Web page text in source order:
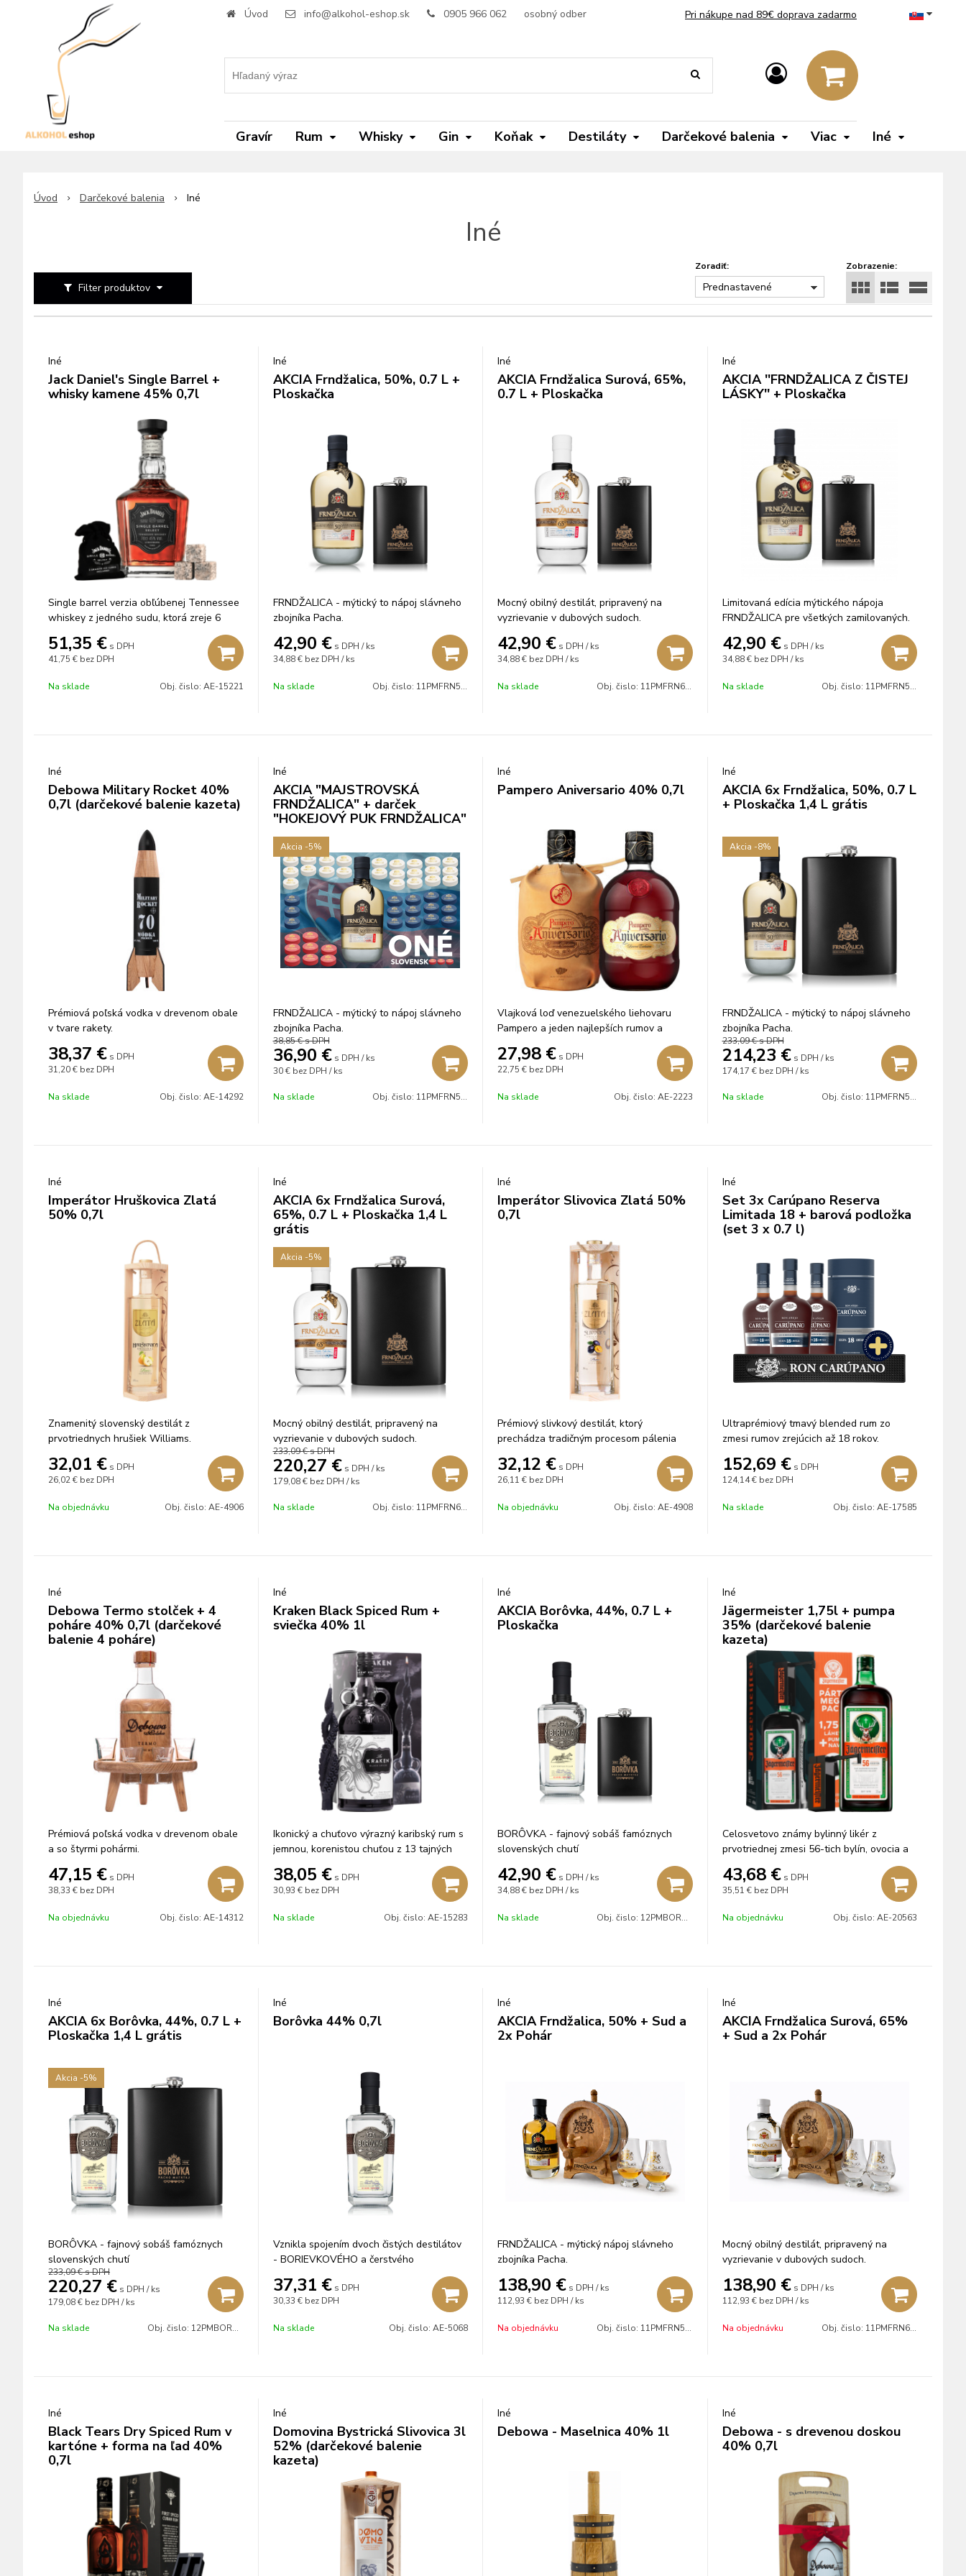
Úvod info@alkohol-eshop.sk 0905 966 062 osobný odber Pri nákupe nad 89€ doprava zadarmo
Gravír Rum Whisky Gin Koňak Destiláty Darčekové balenia Viac Iné
Úvod Darčekové balenia Iné
Iné
Filter produktov
Zobrazenie:
Zoradiť:
Prednastavené
Iné
Jack Daniel's Single Barrel +
whisky kamene 45% 0,7l
Single barrel verzia obľúbenej Tennessee
whiskey z jedného sudu, ktorá zreje 6
rokov v amerických dubových sudoch.
51,35 € s DPH
41,75 € bez DPH
Na sklade Obj. čislo: AE-15221
Iné
AKCIA Frndžalica, 50%, 0.7 L +
Ploskačka
FRNDŽALICA - mýtický to nápoj slávneho
zbojníka Pacha.
42,90 € s DPH / ks
34,88 € bez DPH / ks
Na sklade Obj. čislo: 11PMFRN5007P
Iné
AKCIA Frndžalica Surová, 65%,
0.7 L + Ploskačka
Mocný obilný destilát, pripravený na
vyzrievanie v dubových sudoch.
42,90 € s DPH / ks
34,88 € bez DPH / ks
Na sklade Obj. čislo: 11PMFRN6507P
Iné
AKCIA ''FRNDŽALICA Z ČISTEJ
LÁSKY'' + Ploskačka
Limitovaná edícia mýtického nápoja
FRNDŽALICA pre všetkých zamilovaných.
42,90 € s DPH / ks
34,88 € bez DPH / ks
Na sklade Obj. čislo: 11PMFRN5007SP
Iné
Debowa Military Rocket 40%
0,7l (darčekové balenie kazeta)
Prémiová poľská vodka v drevenom obale
v tvare rakety.
38,37 € s DPH
31,20 € bez DPH
Na sklade Obj. čislo: AE-14292
Iné
AKCIA "MAJSTROVSKÁ
FRNDŽALICA" + darček
"HOKEJOVÝ PUK FRNDŽALICA"
Akcia -5%
FRNDŽALICA - mýtický to nápoj slávneho
zbojníka Pacha.
38,85 €s DPH
36,90 € s DPH / ks
30 € bez DPH / ks
Na sklade Obj. čislo: 11PMFRN5007PUK
Iné
Pampero Aniversario 40% 0,7l
Vlajková loď venezuelského liehovaru
Pampero a jeden najlepších rumov a
svete, ktorý zrel 4 až 6 rokov v amerických
dubových sudoch po bourbone a sherry.
27,98 € s DPH
22,75 € bez DPH
Na sklade Obj. čislo: AE-2223
Iné
AKCIA 6x Frndžalica, 50%, 0.7 L
+ Ploskačka 1,4 L grátis
Akcia -8%
FRNDŽALICA - mýtický to nápoj slávneho
zbojníka Pacha.
233,09 €s DPH
214,23 € s DPH / ks
174,17 € bez DPH / ks
Na sklade Obj. čislo: 11PMFRN5007PXL
Iné
Imperátor Hruškovica Zlatá
50% 0,7l
Znamenitý slovenský destilát z
prvotriednych hrušiek Williams.
32,01 € s DPH
26,02 € bez DPH
Na objednávku Obj. čislo: AE-4906
Iné
AKCIA 6x Frndžalica Surová,
65%, 0.7 L + Ploskačka 1,4 L
grátis
Akcia -5%
Mocný obilný destilát, pripravený na
vyzrievanie v dubových sudoch.
233,09 €s DPH
220,27 € s DPH / ks
179,08 € bez DPH / ks
Na sklade Obj. čislo: 11PMFRN6507PXL
Iné
Imperátor Slivovica Zlatá 50%
0,7l
Prémiový slivkový destilát, ktorý
prechádza tradičným procesom pálenia
32,12 € s DPH
26,11 € bez DPH
Na objednávku Obj. čislo: AE-4908
Iné
Set 3x Carúpano Reserva
Limitada 18 + barová podložka
(set 3 x 0.7 l)
Ultraprémiový tmavý blended rum zo
zmesi rumov zrejúcich až 18 rokov.
152,69 € s DPH
124,14 € bez DPH
Na sklade Obj. čislo: AE-17585
Iné
Debowa Termo stolček + 4
poháre 40% 0,7l (darčekové
balenie 4 poháre)
Prémiová poľská vodka v drevenom obale
a so štyrmi pohármi.
47,15 € s DPH
38,33 € bez DPH
Na objednávku Obj. čislo: AE-14312
Iné
Kraken Black Spiced Rum +
sviečka 40% 1l
Ikonický a chuťovo výrazný karibský rum s
jemnou, korenistou chuťou z 13 tajných
bylín macerovaných v zmesi karibských
rumov.
38,05 € s DPH
30,93 € bez DPH
Na sklade Obj. čislo: AE-15283
Iné
AKCIA Borôvka, 44%, 0.7 L +
Ploskačka
BORÔVKA - fajnový sobáš famóznych
slovenských chutí
42,90 € s DPH / ks
34,88 € bez DPH / ks
Na sklade Obj. čislo: 12PMBOR4407P
Iné
Jägermeister 1,75l + pumpa
35% (darčekové balenie
kazeta)
Celosvetovo známy bylinný likér z
prvotriednej zmesi 56-tich bylín, ovocia a
sudoch.
43,68 € s DPH
35,51 € bez DPH
Na objednávku Obj. čislo: AE-20563
Iné
AKCIA 6x Borôvka, 44%, 0.7 L +
Ploskačka 1,4 L grátis
Akcia -5%
BORÔVKA - fajnový sobáš famóznych
slovenských chutí
233,09 €s DPH
220,27 € s DPH / ks
179,08 € bez DPH / ks
Na sklade Obj. čislo: 12PMBOR4407PXL
Iné
Borôvka 44% 0,7l
Vznikla spojením dvoch čistých destilátov
- BORIEVKOVÉHO a čerstvého
37,31 € s DPH
30,33 € bez DPH
Na sklade Obj. čislo: AE-5068
Iné
AKCIA Frndžalica, 50% + Sud a
2x Pohár
FRNDŽALICA - mýtický nápoj slávneho
zbojníka Pacha.
138,90 € s DPH / ks
112,93 € bez DPH / ks
Na objednávku Obj. čislo: 11PMFRN5007BAR
Iné
AKCIA Frndžalica Surová, 65%
+ Sud a 2x Pohár
Mocný obilný destilát, pripravený na
vyzrievanie v dubových sudoch.
138,90 € s DPH / ks
112,93 € bez DPH / ks
Na objednávku Obj. čislo: 11PMFRN6507BAR
Iné
Black Tears Dry Spiced Rum v
kartóne + forma na ľad 40%
0,7l
Iné
Domovina Bystrická Slivovica 3l
52% (darčekové balenie
kazeta)
Iné
Debowa - Maselnica 40% 1l
Iné
Debowa - s drevenou doskou
40% 0,7l